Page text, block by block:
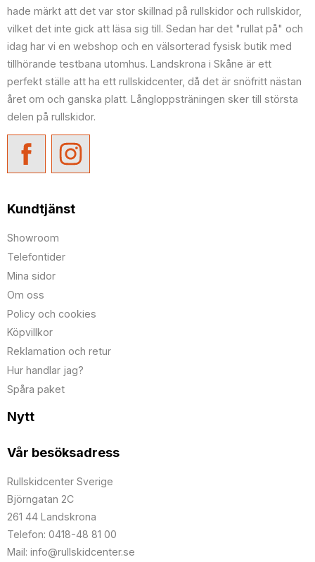
hade märkt att det var stor skillnad på rullskidor och rullskidor,
vilket det inte gick att läsa sig till. Sedan har det "rullat på" och
idag har vi en webshop och en välsorterad fysisk butik med
tillhörande testbana utomhus. Landskrona i Skåne är ett
perfekt ställe att ha ett rullskidcenter, då det är snöfritt nästan
året om och ganska platt. Långloppsträningen sker till största
delen på rullskidor.
Kundtjänst
Showroom
Telefontider
Mina sidor
Om oss
Policy och cookies
Köpvillkor
Reklamation och retur
Hur handlar jag?
Spåra paket
Nytt
Vår besöksadress
Rullskidcenter Sverige
Björngatan 2C
261 44 Landskrona
Telefon: 0418-48 81 00
Mail: info@rullskidcenter.se